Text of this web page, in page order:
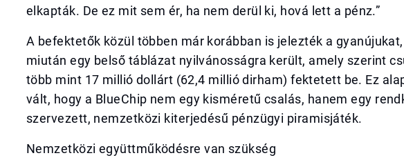
elkapták. De ez mit sem ér, ha nem derül ki, hová lett a pénz.”
A befektetők közül többen már korábban is jelezték a
miután egy belső táblázat nyilvánosságra került, amely szerint
több mint 17 millió dollárt (62,4 millió dirham) fektetett be. Ez
vált, hogy a BlueChip nem egy kisméretű csalás, hanem egy
szervezett, nemzetközi kiterjedésű pénzügyi piramisjáték.
Nemzetközi együttműködésre van szükség